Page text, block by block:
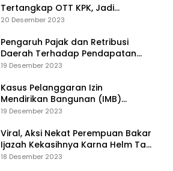
Tertangkap OTT KPK, Jadi
Tersangka Kasus Korupsi Proyek
20 Desember 2023
Pengaruh Pajak dan Retribusi
Daerah Terhadap Pendapatan
Asli Daerah Provinsi Jambi
19 Desember 2023
Kasus Pelanggaran Izin
Mendirikan Bangunan (IMB)
Apartemen Royal Kedhaton di
19 Desember 2023
Viral, Aksi Nekat Perempuan Bakar
Ijazah Kekasihnya Karna Helm Tak
Kunjung Dikembalikan
18 Desember 2023